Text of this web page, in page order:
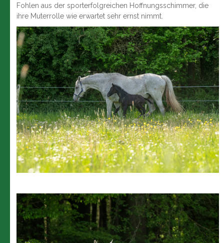
Fohlen aus der sporterfolgreichen Hoffnungsschimmer, die
ihre Muterrolle wie erwartet sehr ernst nimmt.